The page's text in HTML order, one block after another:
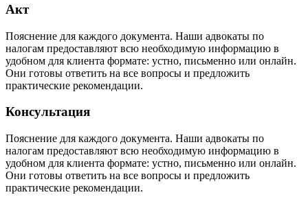
Акт
Пояснение для каждого документа. Наши адвокаты по
налогам предоставляют всю необходимую информацию в
удобном для клиента формате: устно, письменно или онлайн.
Они готовы ответить на все вопросы и предложить
практические рекомендации.
Консультация
Пояснение для каждого документа. Наши адвокаты по
налогам предоставляют всю необходимую информацию в
удобном для клиента формате: устно, письменно или онлайн.
Они готовы ответить на все вопросы и предложить
практические рекомендации.